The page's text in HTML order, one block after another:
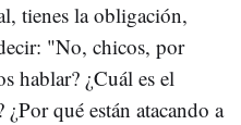
tienes la obligación,
"No, chicos, por
hablar? ¿Cuál es el
qué están atacando a